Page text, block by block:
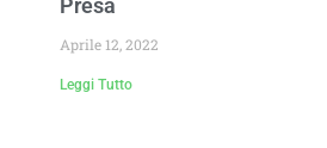
Presa
Aprile 12, 2022
Leggi Tutto